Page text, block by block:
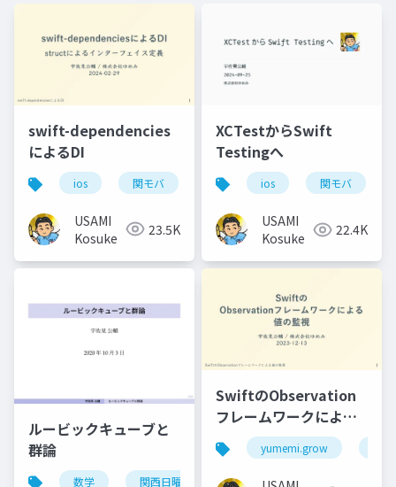
swift-dependencies
によるDI
ios 関モバ
USAMI
Kosuke
23.5K
XCTestからSwift
Testingへ
ios 関モバ
USAMI
Kosuke
22.4K
ルービックキューブと
群論
数学 関西日曜数学友の会
SwiftのObservation
フレームワークによる
値の監視yumemi.grow